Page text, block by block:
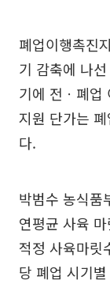
폐업이행촉진
기 감축에 나
기에 전ㆍ폐업
지원 단가는
다.
박범수 농식품
연평균 사육
적정 사육마릿
당 폐업 시기